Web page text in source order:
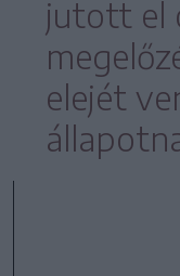
jutott el
elejét